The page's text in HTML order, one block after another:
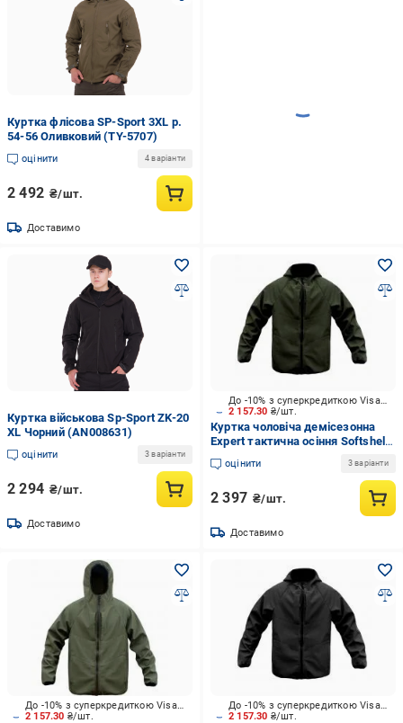
Куртка флісова SP-Sport 3XL р.
54-56 Оливковий (TY-5707)
оцінити 4 варіанти
2 492 ₴/шт.
Доставимо
Куртка військова Sp-Sport ZK-20
XL Чорний (AN008631)
оцінити 3 варіанти
2 294 ₴/шт.
Доставимо
2 157.30 ₴/шт.
До -10% з суперкредиткою Visa Вигода
Куртка чоловіча демісезонна
Expert тактична осіння Softshell
р.L
оцінити 3 варіанти
2 397 ₴/шт.
Доставимо
2 157.30 ₴/шт.
До -10% з суперкредиткою Visa Вигода
2 157.30 ₴/шт.
До -10% з суперкредиткою Visa Вигода